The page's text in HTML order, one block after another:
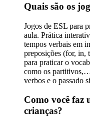
Quais são os
Jogos de ESL para
aula. Prática
tempos verbais em
preposições (for,
para praticar o
como os
verbos e o passado
Como você faz
crianças?